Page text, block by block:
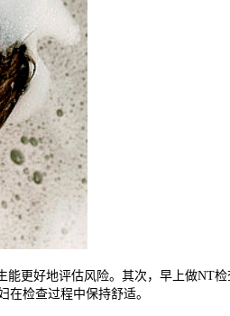
更好地评估风险。其次，早上做NT检
检查过程中保持舒适。